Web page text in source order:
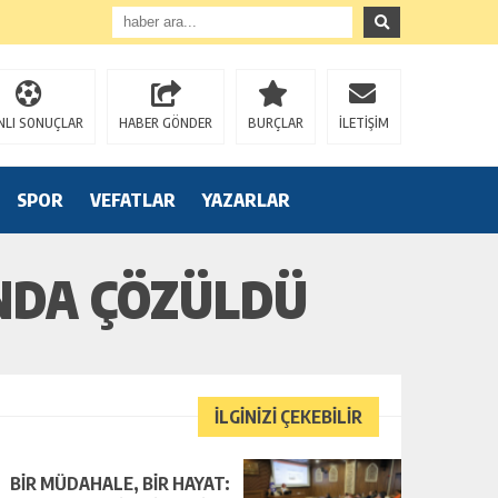
SONUÇLAR HABER GÖNDER BURÇLAR İLETİŞİM
SPOR VEFATLAR YAZARLAR
ÇÖZÜLDÜ
İLGİNİZİ ÇEKEBİLİR
BİR MÜDAHALE, BİR HAYAT: